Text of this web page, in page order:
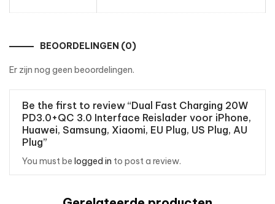
BEOORDELINGEN (0)
Er zijn nog geen beoordelingen.
Be the first to review “Dual Fast Charging 20W
PD3.0+QC 3.0 Interface Reislader voor iPhone,
Huawei, Samsung, Xiaomi, EU Plug, US Plug, AU
Plug”
You must be logged in to post a review.